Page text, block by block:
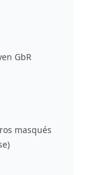
GbR
masqués